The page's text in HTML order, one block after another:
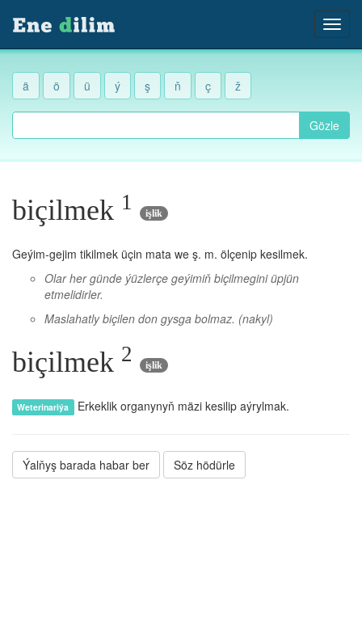
ä ö ü ý ş ň ç ž
Gözle
biçilmek 1 işlik
Geýim-gejim tikilmek üçin mata we ş. m. ölçenip kesilmek.
Olar her günde ýüzlerçe geýimiň biçilmegini üpjün
etmelidirler.
Maslahatly biçilen don gysga bolmaz. (nakyl)
biçilmek 2 işlik
Weterinariýa Erkeklik organynyň mäzi kesilip aýrylmak.
Ýalňyş barada habar ber Söz hödürle